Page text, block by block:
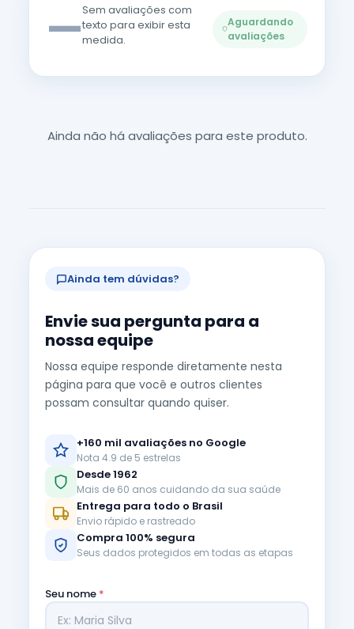
—Sem avaliações com
texto para exibir esta
medida.
Aguardando
avaliações
Ainda não há avaliações para este produto.
Ainda tem dúvidas?
Envie sua pergunta para a
nossa equipe
Nossa equipe responde diretamente nesta
página para que você e outros clientes
possam consultar quando quiser.
+160 mil avaliações no Google
Nota 4.9 de 5 estrelas
Desde 1962
Mais de 60 anos cuidando da sua saúde
Entrega para todo o Brasil
Envio rápido e rastreado
Compra 100% segura
Seus dados protegidos em todas as etapas
Seu nome *